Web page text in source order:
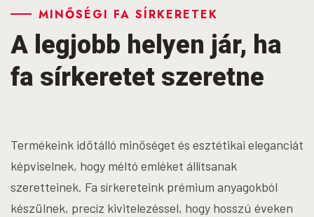
MINŐSÉGI FA SÍRKERETEK
A legjobb helyen jár, ha
fa sírkeretet szeretne
Termékeink időtálló minőséget és esztétikai eleganciát
képviselnek, hogy méltó emléket állítsanak
szeretteinek. Fa sírkereteink prémium anyagokból
készülnek, precíz kivitelezéssel, hogy hosszú éveken